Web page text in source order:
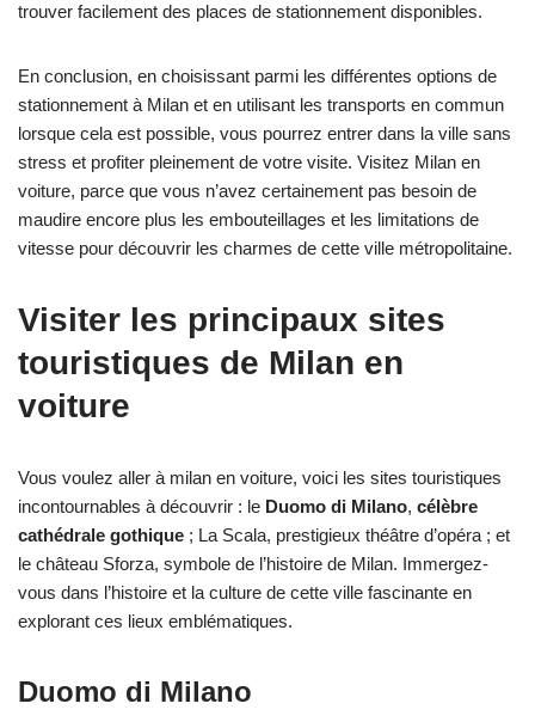
trouver facilement des places de stationnement disponibles.
En conclusion, en choisissant parmi les différentes options de
stationnement à Milan et en utilisant les transports en commun
lorsque cela est possible, vous pourrez entrer dans la ville sans
stress et profiter pleinement de votre visite. Visitez Milan en
voiture, parce que vous n’avez certainement pas besoin de
maudire encore plus les embouteillages et les limitations de
vitesse pour découvrir les charmes de cette ville métropolitaine.
Visiter les principaux sites
touristiques de Milan en
voiture
Vous voulez aller à milan en voiture, voici les sites touristiques
incontournables à découvrir : le Duomo di Milano, célèbre
cathédrale gothique ; La Scala, prestigieux théâtre d’opéra ; et
le château Sforza, symbole de l’histoire de Milan. Immergez-
vous dans l’histoire et la culture de cette ville fascinante en
explorant ces lieux emblématiques.
Duomo di Milano